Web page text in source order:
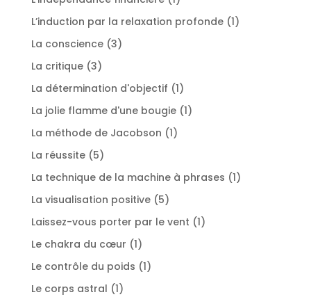
produit
L’induction par la relaxation profonde 11
La conscience 33
La critique 33
produits
La détermination d'objectif 11
produit
La jolie flamme d'une bougie 11
La méthode de Jacobson 11
La réussite 55
produits
La technique de la machine à phrases 11
La visualisation positive 55
produits
Laissez-vous porter par le vent 11
Le chakra du cœur 11
produit
Le contrôle du poids 11
Le corps astral 11